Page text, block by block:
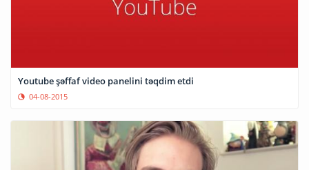
Youtube şəffaf video panelini təqdim etdi
04-08-2015